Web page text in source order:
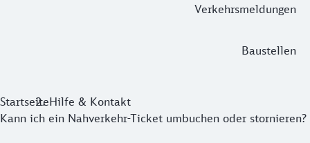
Verkehrsmeldungen
Baustellen
StartseiteHilfe & Kontakt
Kann ich ein Nahverkehr-Ticket umbuchen oder stornieren?